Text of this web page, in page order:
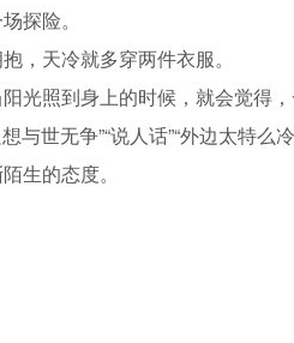
探险。
，天冷就多穿两件衣服。
光照到身上的时候，就会觉得，
与世无争”“说人话”“外边太特么
生的态度。